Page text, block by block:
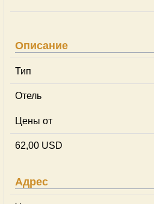
Описание
Тип
Отель
Цены от
62,00 USD
Адрес